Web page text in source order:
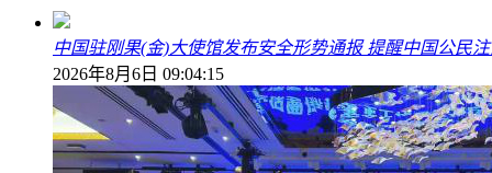
中国驻刚果(金)大使馆发布安全形势通报 提醒中国公民
2026年8月6日 09:04:15